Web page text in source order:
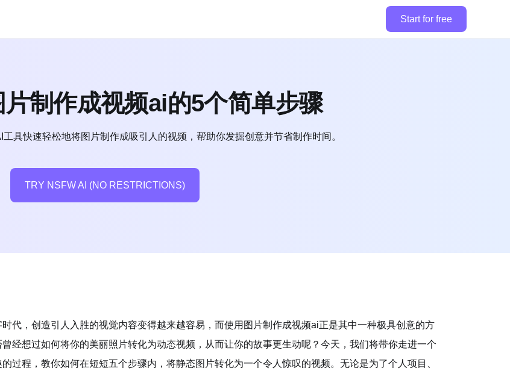
Start for free
制作成视频ai的5个简单步骤
具快速轻松地将图片制作成吸引人的视频，帮助你发掘创意并节省制作时间。
TRY NSFW AI (NO RESTRICTIONS)
代，创造引人入胜的视觉内容变得越来越容易，而使用图片制作成视频ai正是其中一种极具创意的方
经想过如何将你的美丽照片转化为动态视频，从而让你的故事更生动呢？今天，我们将带你走进一个
过程，教你如何在短短五个步骤内，将静态图片转化为一个令人惊叹的视频。无论是为了个人项目、